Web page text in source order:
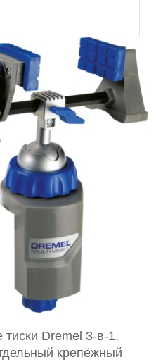
Dremel 3-в-1.
крепёжный